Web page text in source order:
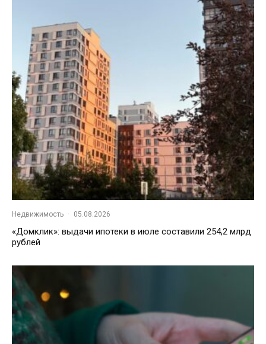
Недвижимость · 05.08.2026
«Домклик»: выдачи ипотеки в июле составили 254,2 млрд
рублей